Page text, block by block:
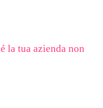
la tua azienda non